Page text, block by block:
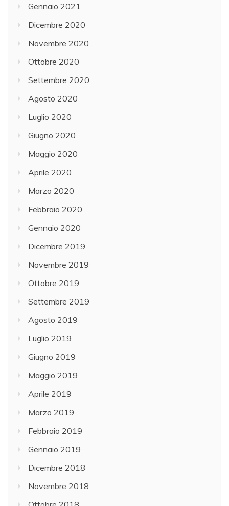
Gennaio 2021
Dicembre 2020
Novembre 2020
Ottobre 2020
Settembre 2020
Agosto 2020
Luglio 2020
Giugno 2020
Maggio 2020
Aprile 2020
Marzo 2020
Febbraio 2020
Gennaio 2020
Dicembre 2019
Novembre 2019
Ottobre 2019
Settembre 2019
Agosto 2019
Luglio 2019
Giugno 2019
Maggio 2019
Aprile 2019
Marzo 2019
Febbraio 2019
Gennaio 2019
Dicembre 2018
Novembre 2018